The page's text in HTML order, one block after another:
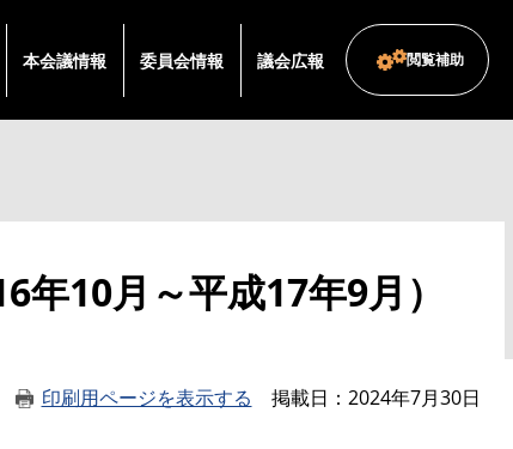
本会議情報 委員会情報 議会広報 閲覧補助
10月～平成17年9月）
印刷用ページを表示する 掲載日 2024年7月30日